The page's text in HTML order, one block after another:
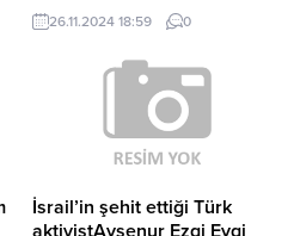
mutfakların en güçlü
baharatlarından biri olmuş, hem
lezzeti hem de sağlığa faydaları
nedeniyle tüm dünyada büyük ilgi
görmüştür. Türkiye de sarımsak
üretiminde önemli bir yere
sahiptir ve Anadolu’nun farklı
yetiştiriciliği yapılmaktadır.
Sarımsak hangi şehirde yetişir ve
26.11.2024 18:59 0
İsrail’in şehit ettiği Türk
aktivistAyşenur Ezgi Eygi